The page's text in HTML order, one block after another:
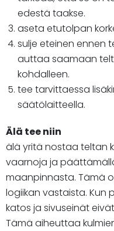
edestä taakse.
aseta etutolpan
sulje eteinen ennen
auttaa saamaan
kohdalleen.
tee tarvittaessa
säätölaitteella.
Älä tee niin
älä yritä nostaa teltan
vaarnoja ja
maanpinnasta. Tämä
logiikan vastaista. Kun
katos ja sivuseinät
Tämä aiheuttaa